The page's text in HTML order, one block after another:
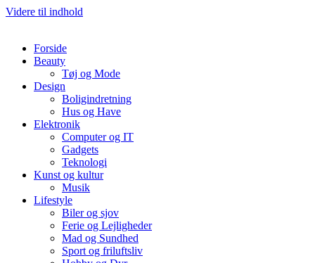
Videre til indhold
Forside
Beauty
Tøj og Mode
Design
Boligindretning
Hus og Have
Elektronik
Computer og IT
Gadgets
Teknologi
Kunst og kultur
Musik
Lifestyle
Biler og sjov
Ferie og Lejligheder
Mad og Sundhed
Sport og friluftsliv